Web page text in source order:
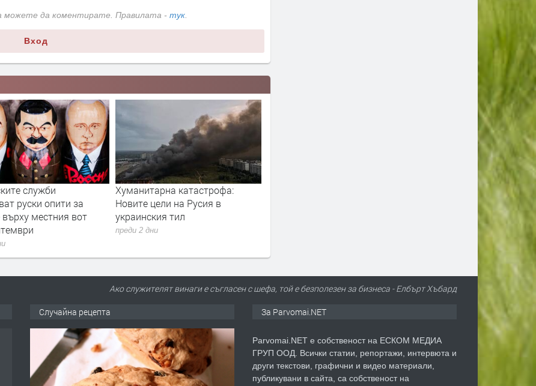
можете да коментирате. Правилата - тук
Вход
служби
руски опити за
местния вот
Хуманитарна катастрофа:
Новите цели на Русия в
украинския тил
преди 2 дни
Сеута след трагедията:
виновен – Испания,
трафикантите?
Ако служителят винаги е съгласен с шефа, той е безполезен за бизнеса - Елбърт Хъбард
Случайна рецепта За Parvomai.NET
Parvomai.NET е собственост на ЕСКОМ МЕДИА
ГРУП ООД. Всички статии, репортажи, интервюта и
други текстови, графични и видео материали,
публикувани в сайта, са собственост на